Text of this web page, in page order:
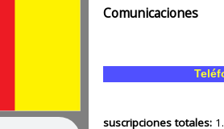
Comunicaciones
suscripciones totales: